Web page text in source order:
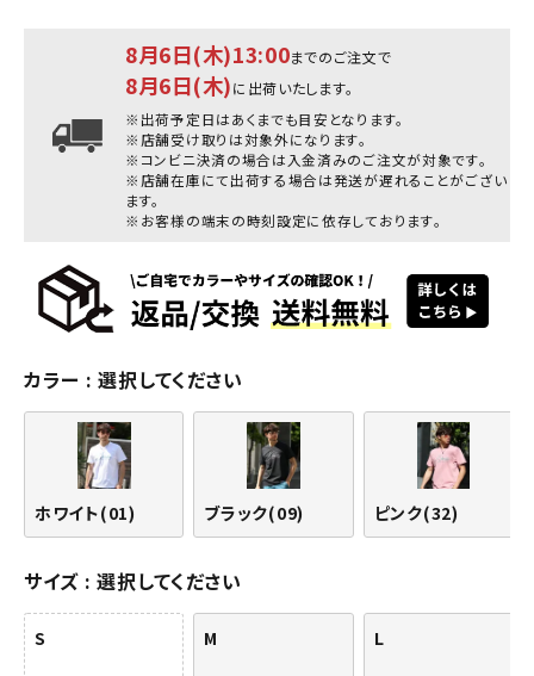
8月6日(木)13:00までのご注文で
8月6日(木)に出荷いたします。
※出荷予定日はあくまでも目安となります。
※店舗受け取りは対象外になります。
※コンビニ決済の場合は入金済みのご注文が対象です。
※店舗在庫にて出荷する場合は発送が遅れることがござい
ます。
※お客様の端末の時刻設定に依存しております。
カラー 選択してください
ホワイト(01) ブラック(09) ピンク(32)
サイズ 選択してください
S M L